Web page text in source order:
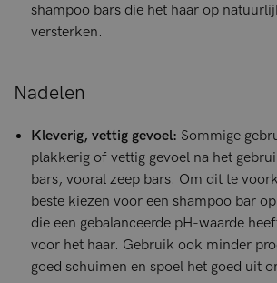
shampoo bars die het haar op
versterken.
Nadelen
Kleverig, vettig gevoel: Sommige
plakkerig of vettig gevoel na het
bars, vooral zeep bars. Om dit te
beste kiezen voor een shampoo bar
die een gebalanceerde pH-waarde
voor het haar. Gebruik ook minder
goed schuimen en spoel het goed uit